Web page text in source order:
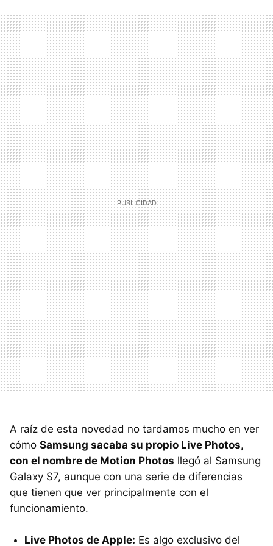
A raíz de esta novedad no tardamos mucho en ver
cómo Samsung sacaba su propio Live Photos,
con el nombre de Motion Photos llegó al Samsung
Galaxy S7, aunque con una serie de diferencias
que tienen que ver principalmente con el
funcionamiento.
Live Photos de Apple: Es algo exclusivo del